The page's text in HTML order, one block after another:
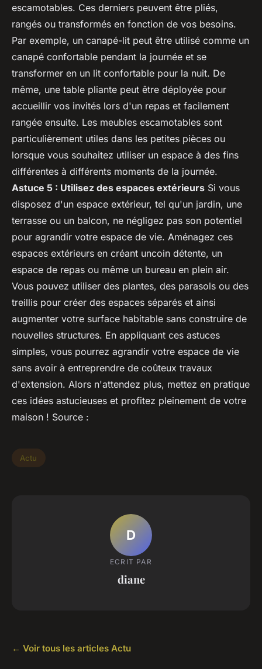
escamotables. Ces derniers peuvent être pliés,
rangés ou transformés en fonction de vos besoins.
Par exemple, un canapé-lit peut être utilisé comme un
canapé confortable pendant la journée et se
transformer en un lit confortable pour la nuit. De
même, une table pliante peut être déployée pour
accueillir vos invités lors d'un repas et facilement
rangée ensuite. Les meubles escamotables sont
particulièrement utiles dans les petites pièces ou
lorsque vous souhaitez utiliser un espace à des fins
différentes à différents moments de la journée.
Astuce 5 : Utilisez des espaces extérieurs Si vous
disposez d'un espace extérieur, tel qu'un jardin, une
terrasse ou un balcon, ne négligez pas son potentiel
pour agrandir votre espace de vie. Aménagez ces
espaces extérieurs en créant uncoin détente, un
espace de repas ou même un bureau en plein air.
Vous pouvez utiliser des plantes, des parasols ou des
treillis pour créer des espaces séparés et ainsi
augmenter votre surface habitable sans construire de
nouvelles structures. En appliquant ces astuces
simples, vous pourrez agrandir votre espace de vie
sans avoir à entreprendre de coûteux travaux
d'extension. Alors n'attendez plus, mettez en pratique
ces idées astucieuses et profitez pleinement de votre
maison ! Source :
Actu
D
ECRIT PAR
diane
← Voir tous les articles Actu